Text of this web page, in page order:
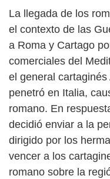
La llegada de los
el contexto de las
a Roma y Cartago
comerciales del
el general
penetró en Italia,
romano. En
decidió enviar a la
dirigido por los
vencer a los
romano sobre la